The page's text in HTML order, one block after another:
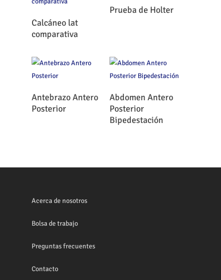
Leer Más
Calcáneo lat
comparativa
Leer Más
Prueba de Holter
Leer Más
Antebrazo Antero
Posterior
Leer Más
Abdomen Antero
Posterior
Bipedestación
Acerca de nosotros
Bolsa de trabajo
Preguntas frecuentes
Contacto